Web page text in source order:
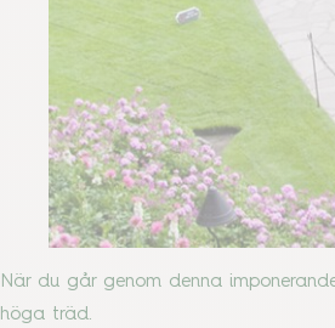
När du går genom denna
höga träd.